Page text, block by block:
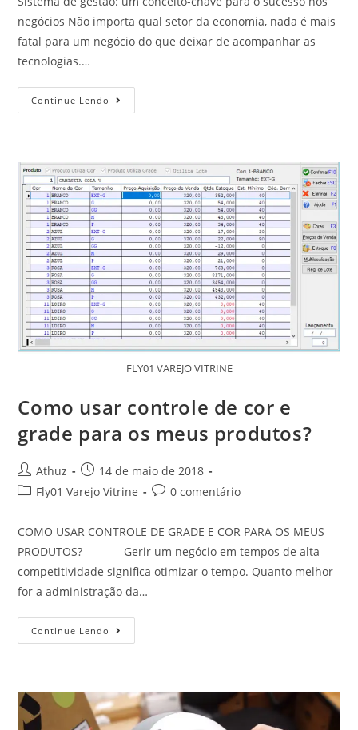
negócios Não importa qual setor da economia, nada é mais
fatal para um negócio do que deixar de acompanhar as
tecnologias.…
Continue Lendo
FLY01 VAREJO VITRINE
Como usar controle de cor e
grade para os meus produtos?
Athuz
14 de maio de 2018
Fly01 Varejo Vitrine
0 comentário
COMO USAR CONTROLE DE GRADE E COR PARA OS MEUS
PRODUTOS? Gerir um negócio em tempos de alta
competitividade significa otimizar o tempo. Quanto melhor
for a administração da…
Continue Lendo